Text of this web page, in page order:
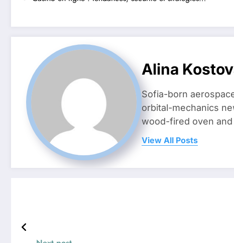
Alina
Sofia-born
orbital-mechanics
wood-fired oven
View All Posts